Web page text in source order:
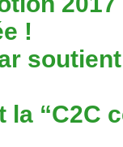
!
la “C2C